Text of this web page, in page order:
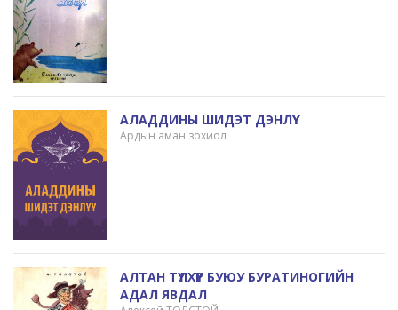
АЛАДДИНЫ ШИДЭТ ДЭНЛҮҮ
Ардын аман зохиол
АЛТАН ТҮЛХҮҮР БУЮУ БУРАТИНОГИЙН
АДАЛ ЯВДАЛ